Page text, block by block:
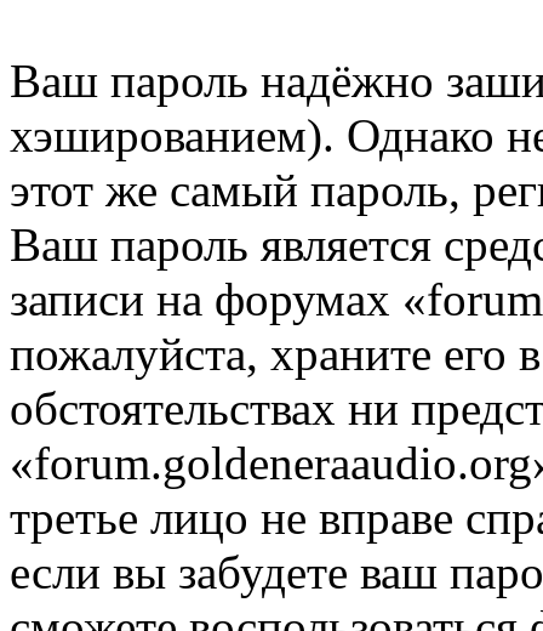
Ваш пароль надёжно
хэшированием). Однако
этот же самый пароль,
Ваш пароль является
записи на форумах
пожалуйста, храните его
обстоятельствах ни
третье лицо не вправе
если вы забудете ваш